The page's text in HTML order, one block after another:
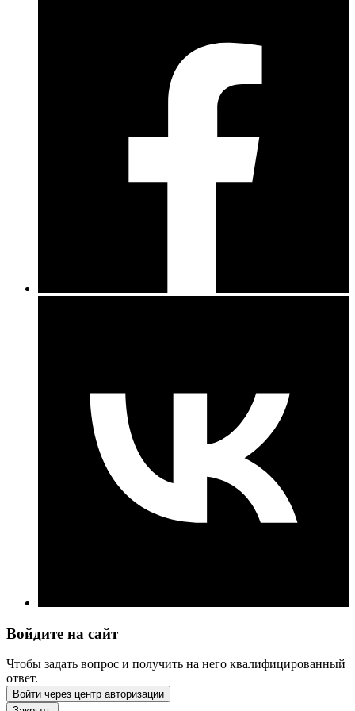
Войдите на сайт
Чтобы задать вопрос и получить на него квалифицированный
ответ.
Войти через центр авторизации